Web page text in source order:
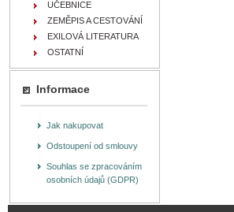
UČEBNICE
ZEMĚPIS A CESTOVÁNÍ
EXILOVÁ LITERATURA
OSTATNÍ
Informace
Jak nakupovat
Odstoupení od smlouvy
Souhlas se zpracováním
osobních údajů (GDPR)